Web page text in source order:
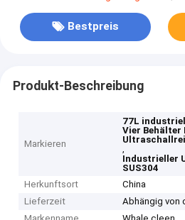
Bestpreis
Produkt-Beschreibung
Markieren
77L
Vier
,
Industrieller
SUS304
Herkunftsort
China
Lieferzeit
Abhängig von